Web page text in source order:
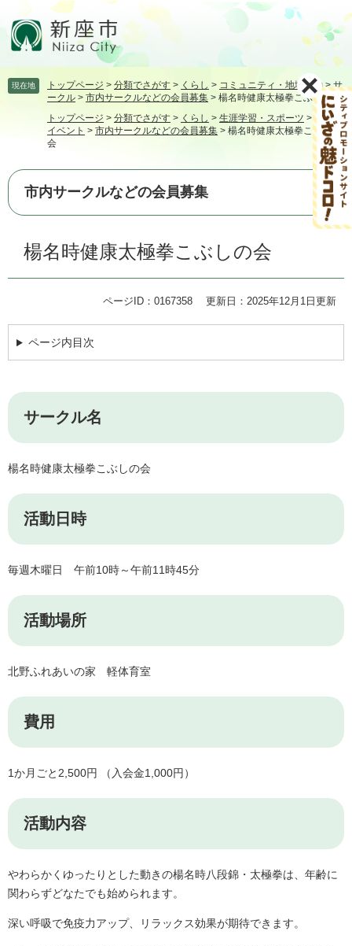
頭飛
文
現在地 トップページ > 分類でさがす > くらし > コミュニティ・地域活動 >サ
ークル > 市内サークルなどの会員募集 > 楊名時健康太極拳こぶしの会
トップページ > 分類でさがす > くらし > 生涯学習・スポーツ >講座・
イベント > 市内サークルなどの会員募集 > 楊名時健康太極拳こぶしの
会
市内サークルなどの会員募集
楊名時健康太極拳こぶしの会
ページID：0167358 更新日：2025年12月1日更新
ページ内目次
サークル名
楊名時健康太極拳こぶしの会
活動日時
毎週木曜日 午前10時～午前11時45分
活動場所
北野ふれあいの家 軽体育室
費用
1か月ごと2,500円 （入会金1,000円）
活動内容
やわらかくゆったりとした動きの楊名時八段錦・太極拳は、年齢に
関わらずどなたでも始められます。
深い呼吸で免疫力アップ、リラックス効果が期待できます。